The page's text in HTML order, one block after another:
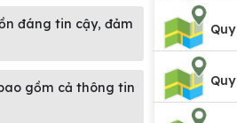
đáng tin cậy, đảm
gồm cả thông tin